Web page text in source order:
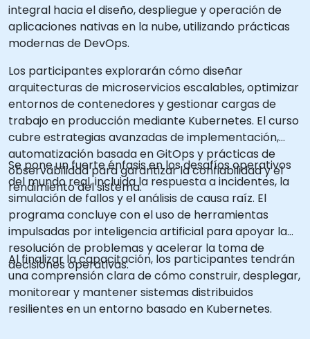
integral hacia el diseño, despliegue y operación de
aplicaciones nativas en la nube, utilizando prácticas
modernas de DevOps.
Los participantes explorarán cómo diseñar
arquitecturas de microservicios escalables, optimizar
entornos de contenedores y gestionar cargas de
trabajo en producción mediante Kubernetes. El curso
cubre estrategias avanzadas de implementación,
automatización basada en GitOps y prácticas de
observabilidad para garantizar la confiabilidad y el
rendimiento del sistema.
Se pone un fuerte énfasis en los desafíos operativos
del mundo real, incluida la respuesta a incidentes, la
simulación de fallos y el análisis de causa raíz. El
programa concluye con el uso de herramientas
impulsadas por inteligencia artificial para apoyar la
resolución de problemas y acelerar la toma de
decisiones operativas.
Al finalizar la capacitación, los participantes tendrán
una comprensión clara de cómo construir, desplegar,
monitorear y mantener sistemas distribuidos
resilientes en un entorno basado en Kubernetes.